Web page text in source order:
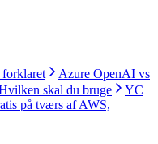
forklaret
Azure OpenAI vs
skal du bruge
YC
på tværs af AWS,